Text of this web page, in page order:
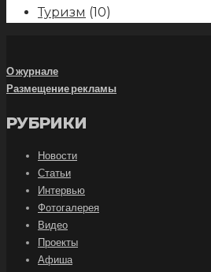
Туризм (10)
О журнале
Размещение рекламы
РУБРИКИ
Новости
Статьи
Интервью
Фотогалерея
Видео
Проекты
Афиша